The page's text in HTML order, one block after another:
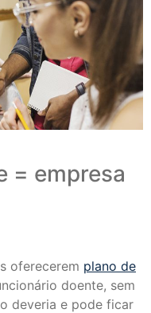
= empresa
oferecerem plano de
doente, sem
deveria e pode ficar